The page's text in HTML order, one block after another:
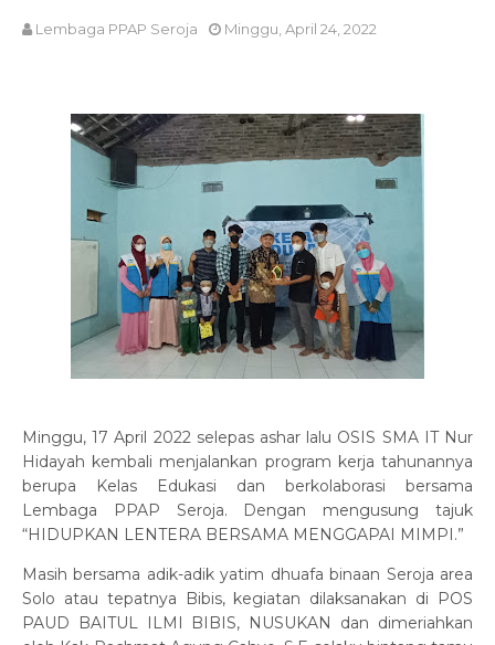
Lembaga PPAP Seroja Minggu, April 24, 2022
Minggu, 17 April 2022 selepas ashar lalu OSIS SMA IT Nur
Hidayah kembali menjalankan program kerja tahunannya
berupa Kelas Edukasi dan berkolaborasi bersama
Lembaga PPAP Seroja. Dengan mengusung tajuk
“HIDUPKAN LENTERA BERSAMA MENGGAPAI MIMPI.”
Masih bersama adik-adik yatim dhuafa binaan Seroja area
Solo atau tepatnya Bibis, kegiatan dilaksanakan di POS
PAUD BAITUL ILMI BIBIS, NUSUKAN dan dimeriahkan